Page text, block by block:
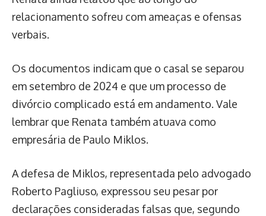
relacionamento sofreu com ameaças e ofensas
verbais.
Os documentos indicam que o casal se separou
em setembro de 2024 e que um processo de
divórcio complicado está em andamento. Vale
lembrar que Renata também atuava como
empresária de Paulo Miklos.
A defesa de Miklos, representada pelo advogado
Roberto Pagliuso, expressou seu pesar por
declarações consideradas falsas que, segundo